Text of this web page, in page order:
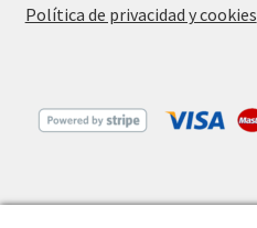
Política de privacidad y cookies